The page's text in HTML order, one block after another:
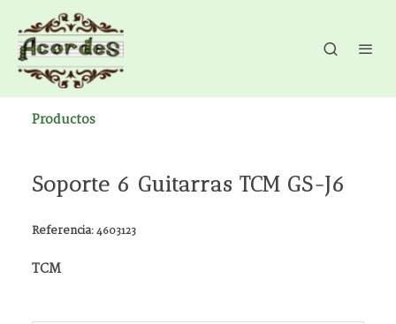
Productos
Soporte 6 Guitarras TCM GS-J6
Referencia:4603123
TCM